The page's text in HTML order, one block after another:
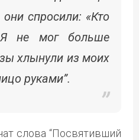
спросили: «Кто
Я не мог больше
хлынули из моих
руками”.
слова “Посвятивший